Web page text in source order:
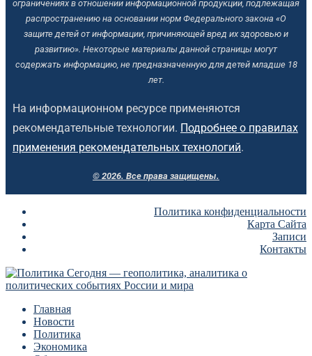
ограничениях в отношении информационной продукции, подлежащая
распространению на основании норм Федерального закона «О
защите детей от информации, причиняющей вред их здоровью и
развитию». Некоторые материалы данной страницы могут
содержать информацию, не предназначенную для детей младше 18
лет.
На информационном ресурсе применяются
рекомендательные технологии. Подробнее о правилах
применения рекомендательных технологий.
© 2026. Все права защищены.
Политика конфиденциальности
Карта Сайта
Записи
Контакты
Главная
Новости
Политика
Экономика